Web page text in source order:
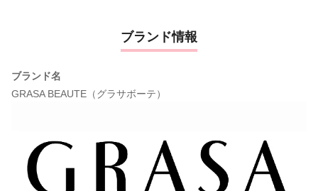
れるお客様が大半を占めます！
ブランド情報
ブランド名
GRASA BEAUTE（グラサボーテ）